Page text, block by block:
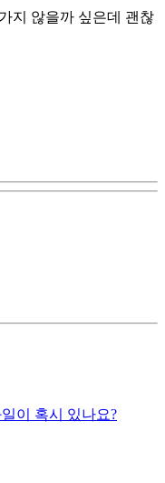
지 않을까 싶은데 괜찮
이 혹시 있나요?